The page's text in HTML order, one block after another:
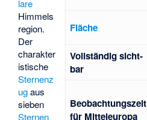
Fläche
Voll­stän­dig sicht­
bar
Beob­achtungs­zeit
für Mittel­europa
lare
Himmels
region.
Der
charakter
istische
Sternenz
ugaus
sieben
Sternen